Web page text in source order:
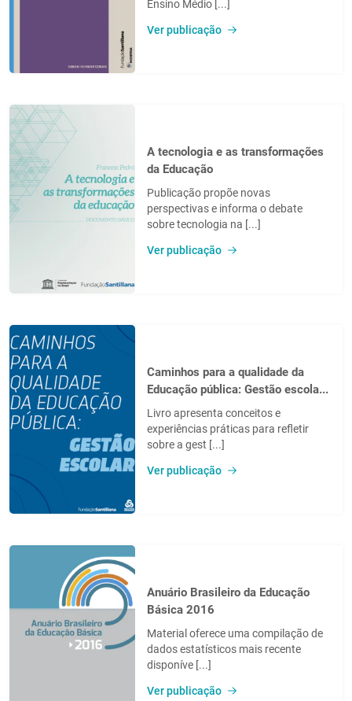
Ensino Médio [...]
Ver publicação
A tecnologia e as transformações
da Educação
Publicação propõe novas
perspectivas e informa o debate
sobre tecnologia na [...]
Ver publicação
Caminhos para a qualidade da
Educação pública: Gestão escola...
Livro apresenta conceitos e
experiências práticas para refletir
sobre a gest [...]
Ver publicação
Anuário Brasileiro da Educação
Básica 2016
Material oferece uma compilação de
dados estatísticos mais recente
disponíve [...]
Ver publicação